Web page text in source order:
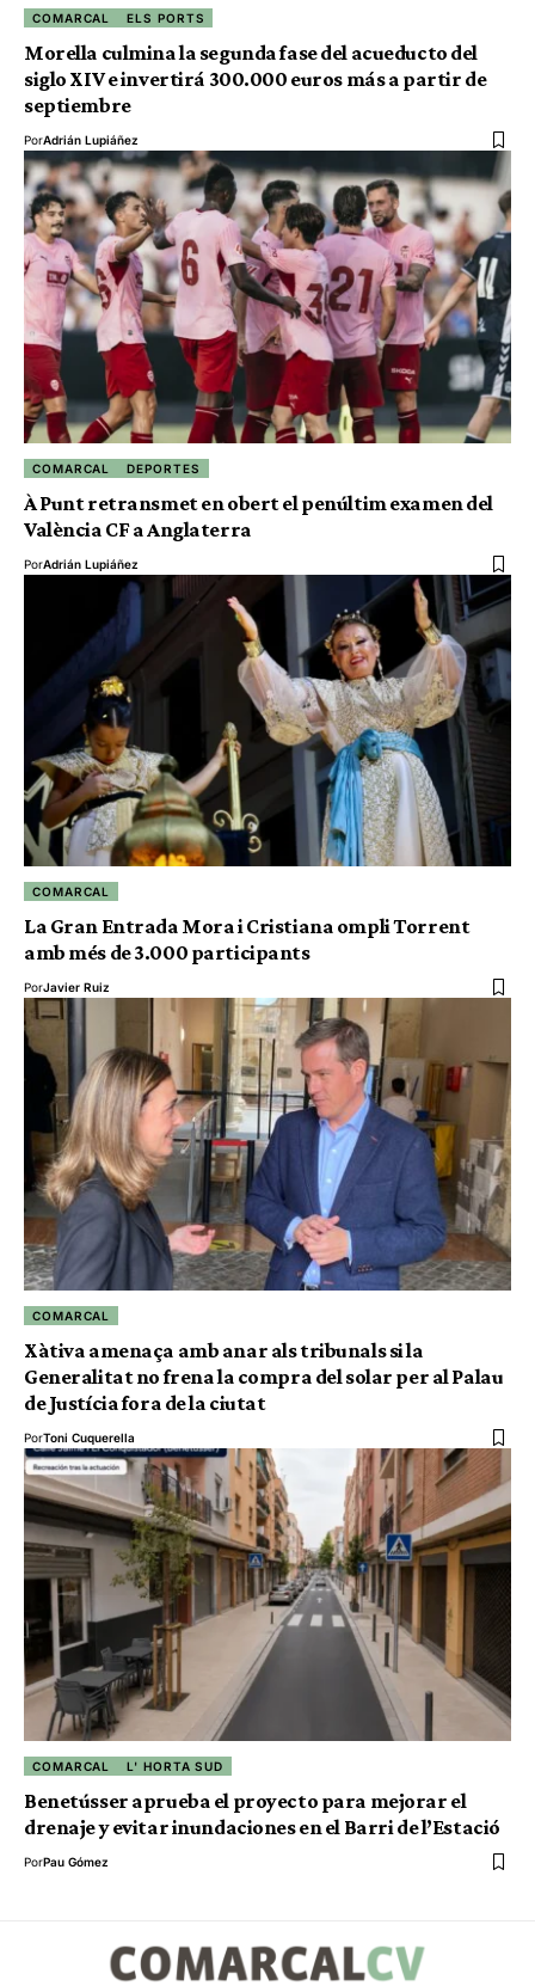
COMARCAL ELS PORTS
Morella culmina la segunda fase del acueducto del
siglo XIV e invertirá 300.000 euros más a partir de
septiembre
PorAdrián Lupiáñez
COMARCAL DEPORTES
À Punt retransmet en obert el penúltim examen del
València CF a Anglaterra
PorAdrián Lupiáñez
COMARCAL
La Gran Entrada Mora i Cristiana ompli Torrent
amb més de 3.000 participants
PorJavier Ruiz
COMARCAL
Xàtiva amenaça amb anar als tribunals si la
Generalitat no frena la compra del solar per al Palau
de Justícia fora de la ciutat
PorToni Cuquerella
COMARCAL L' HORTA SUD
Benetússer aprueba el proyecto para mejorar el
drenaje y evitar inundaciones en el Barri de l’Estació
PorPau Gómez